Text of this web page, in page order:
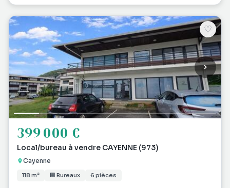
♡
399 000 €
Local/bureau à vendre CAYENNE (973)
Cayenne
118 m² 🏢 Bureaux 6 pièces